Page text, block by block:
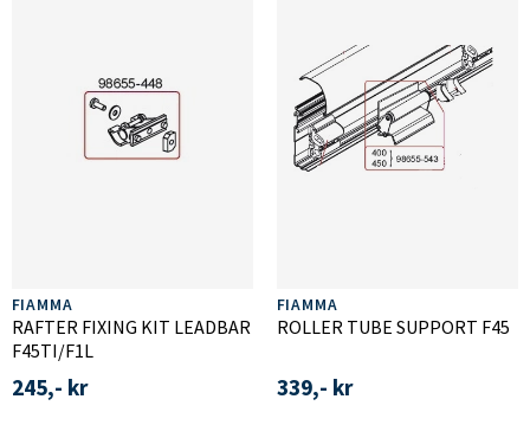
FIAMMA
RAFTER FIXING KIT LEADBAR
F45TI/F1L
245,- kr
FIAMMA
ROLLER TUBE SUPPORT F45
339,- kr